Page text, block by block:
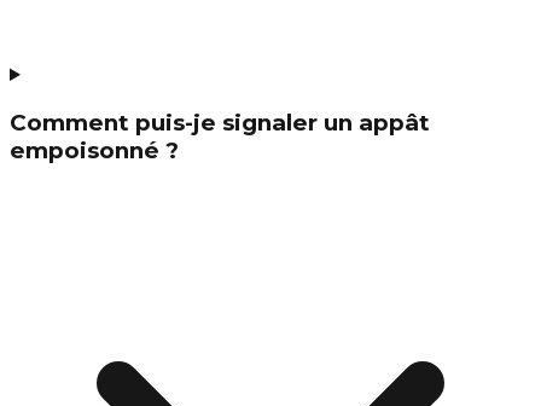
Comment puis-je signaler un appât
empoisonné ?